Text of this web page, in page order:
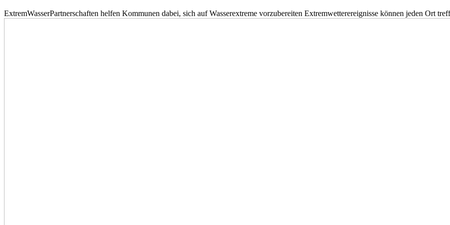
ExtremWasserPartnerschaften helfen Kommunen dabei, sich auf Wasserextreme vorzubereiten Extremwetterereignisse können jeden Ort